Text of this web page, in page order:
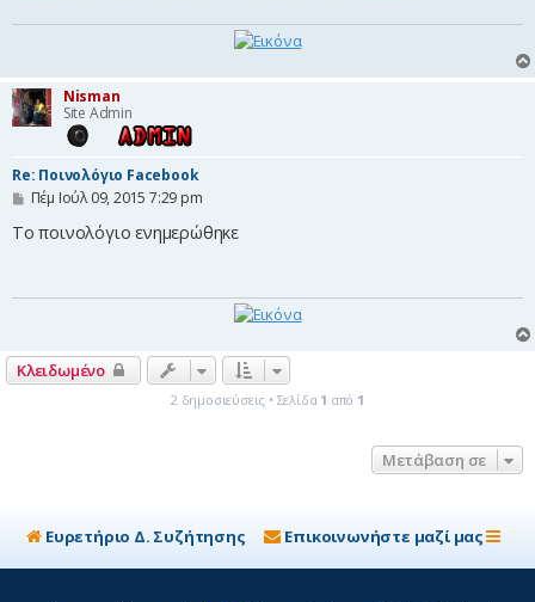
Nisman
Site Admin
Re: Ποινολόγιο Facebook
Δ
μ
ε
Πέμ Ιούλ 09, 2015 7:29 pm
Το ποινολόγιο ενημερώθηκε
Κλειδωμένο
2 δημοσιεύσεις • Σελίδα 1 από 1
Μετάβαση σε
Ευρετήριο Δ. Συζήτησης Επικοινωνήστε μαζί μας